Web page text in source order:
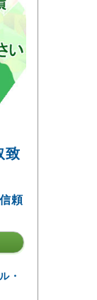
致
頼
・